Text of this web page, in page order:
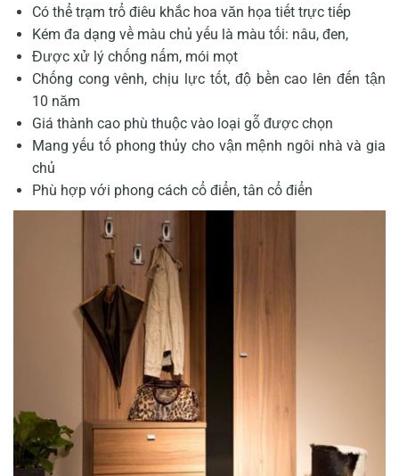
Có thể trạm trổ điêu khắc hoa văn họa tiết trực tiếp
Kém đa dạng về màu chủ yếu là màu tối: nâu, đen,
Được xử lý chống nấm, mói mọt
Chống cong vênh, chịu lực tốt, độ bền cao lên đến tận
10 năm
Giá thành cao phù thuộc vào loại gỗ được chọn
Mang yếu tố phong thủy cho vận mệnh ngôi nhà và gia
chủ
Phù hợp với phong cách cổ điển, tân cổ điển